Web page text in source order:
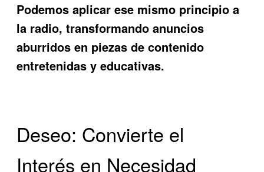
Podemos aplicar ese mismo principio a
la radio, transformando anuncios
aburridos en piezas de contenido
entretenidas y educativas.
Deseo: Convierte el
Interés en Necesidad